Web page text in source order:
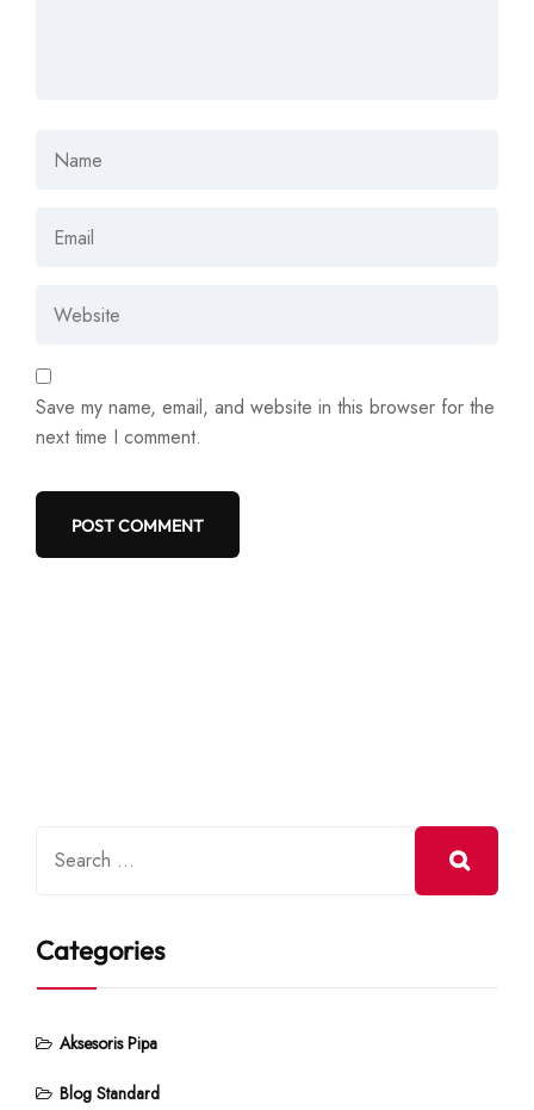
Save my name, email, and website in this browser for the
next time I comment.
Categories
Aksesoris Pipa
Blog Standard